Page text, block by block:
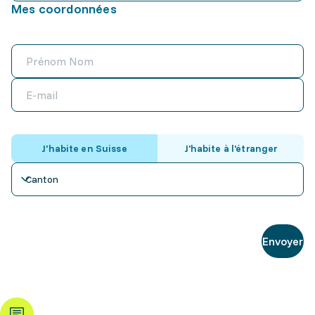
Mes coordonnées
J'habite en Suisse J'habite à l'étranger
Canton
Envoyer